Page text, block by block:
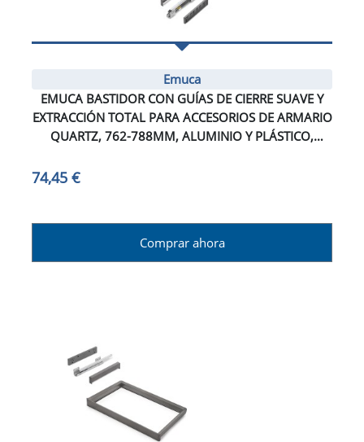
Emuca
EMUCA BASTIDOR CON GUÍAS DE CIERRE SUAVE Y
EXTRACCIÓN TOTAL PARA ACCESORIOS DE ARMARIO
QUARTZ, 762-788MM, ALUMINIO Y PLÁSTICO,
74,45 €
Comprar ahora